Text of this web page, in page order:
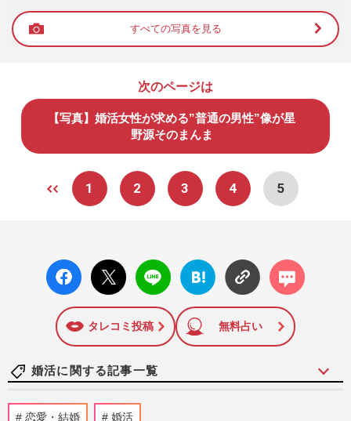
すべての写真を見る
次のページは
【写真】婚活女性が求める”普通の男性”像が星
野源そのまんま
1 2 3 4 5
facebo
ok い
X ポス
ト
LINE
はてな
ブック
に追加
コメン
ト
タレコミ投稿 無料占い
婚活に関する記事一覧
《リアル実体験レポ》親が直面した『代理
恋愛・結婚 婚活